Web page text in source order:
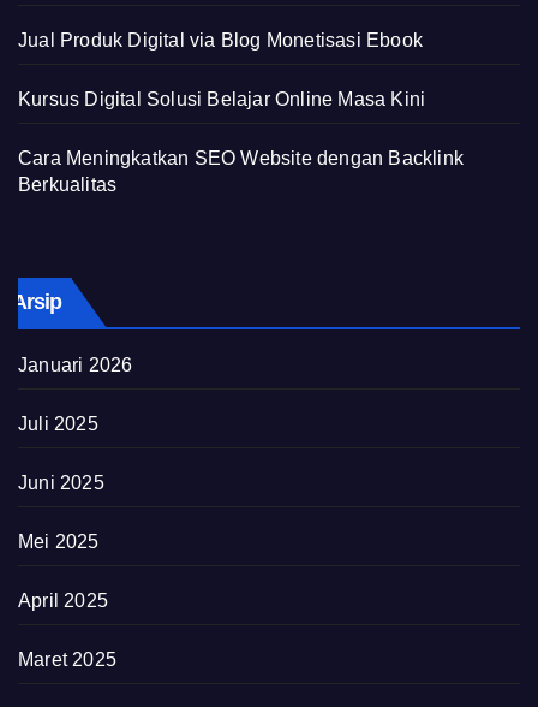
Jual Produk Digital via Blog Monetisasi Ebook
Kursus Digital Solusi Belajar Online Masa Kini
Cara Meningkatkan SEO Website dengan Backlink
Berkualitas
Arsip
Januari 2026
Juli 2025
Juni 2025
Mei 2025
April 2025
Maret 2025